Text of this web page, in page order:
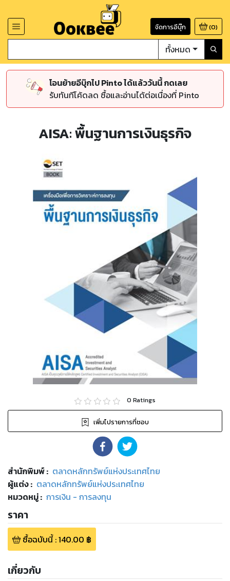
จัดการอีบุ๊ก (0)
ทั้งหมด
โอนย้ายอีบุ๊กไป Pinto ได้แล้ววันนี้ กดเลย
รับทันทีโค้ดลด ซื้อและอ่านได้ต่อเนื่องที่ Pinto
AISA: พื้นฐานการเงินธุรกิจ
0 Ratings
เพิ่มไปรายการที่ชอบ
สำนักพิมพ์: ตลาดหลักทรัพย์แห่งประเทศไทย
ผู้แต่ง : ตลาดหลักทรัพย์แห่งประเทศไทย
หมวดหมู่: การเงิน - การลงทุน
ราคา
ซื้อฉบับนี้:140.00 ฿
เกี่ยวกับ